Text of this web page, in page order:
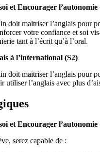
et Encourager l’autonomie
doit maitriser l’anglais pour
votre confiance et soi
tant à l’écrit qu’à l’oral.
à l’international (S2)
doit maitriser l’anglais pour
utiliser l’anglais avec plus
et Encourager l’autonomie
serez capable de :